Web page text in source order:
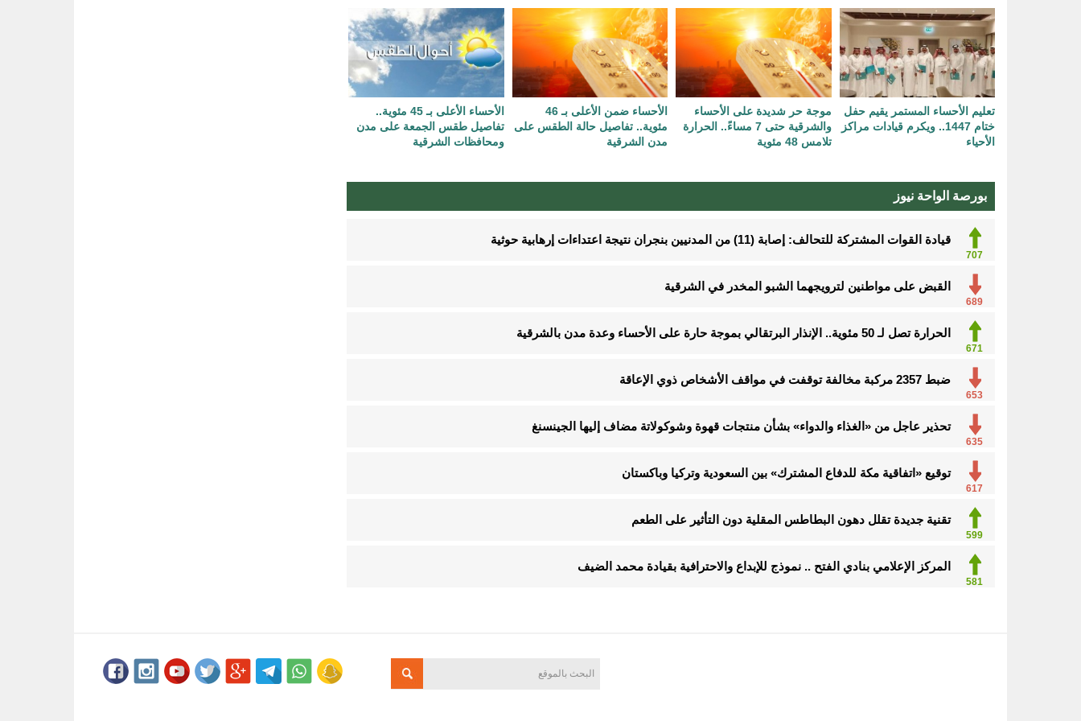
تعليم الأحساء المستمر يقيم حفل
ختام 1447.. ويكرم قيادات مراكز
الأحياء
موجة حر شديدة على الأحساء
والشرقية حتى 7 مساءً.. الحرارة
تلامس 48 مئوية
الأحساء ضمن الأعلى بـ 46
مئوية.. تفاصيل حالة الطقس على
مدن الشرقية
الأحساء الأعلى بـ 45 مئوية..
تفاصيل طقس الجمعة على مدن
ومحافظات الشرقية
بورصة الواحة نيوز
707
قيادة القوات المشتركة للتحالف: إصابة (11) من المدنيين بنجران نتيجة اعتداءات إرهابية حوثية
689
القبض على مواطنين لترويجهما الشبو المخدر في الشرقية
671
الحرارة تصل لـ 50 مئوية.. الإنذار البرتقالي بموجة حارة على الأحساء وعدة مدن بالشرقية
653
ضبط 2357 مركبة مخالفة توقفت في مواقف الأشخاص ذوي الإعاقة
635
تحذير عاجل من «الغذاء والدواء» بشأن منتجات قهوة وشوكولاتة مضاف إليها الجينسنغ
634
توقيع «اتفاقية مكة للدفاع المشترك» بين السعودية وتركيا وباكستان
599
تقنية جديدة تقلل دهون البطاطس المقلية دون التأثير على الطعم
581
المركز الإعلامي بنادي الفتح .. نموذج للإبداع والاحترافية بقيادة محمد الضيف